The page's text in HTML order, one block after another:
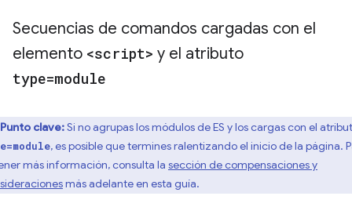
Secuencias de comandos cargadas con el
elemento <script> y el atributo
type=module
Punto clave:Si no agrupas los módulos de ES y los cargas con el
, es posible que termines ralentizando el inicio de la página.
más información, consulta la sección de compensaciones y
más adelante en esta guía.